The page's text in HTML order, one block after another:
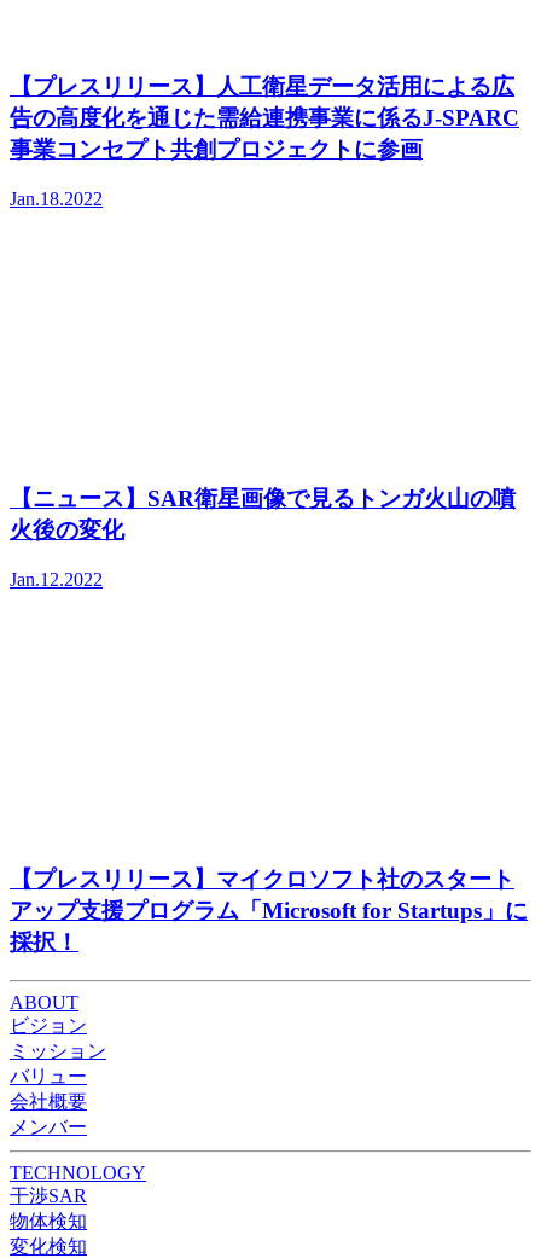
【プレスリリース】人工衛星データ活用による広
告の高度化を通じた需給連携事業に係るJ-SPARC
事業コンセプト共創プロジェクトに参画
Jan.18.2022
【ニュース】SAR衛星画像で見るトンガ火山の噴
火後の変化
Jan.12.2022
【プレスリリース】マイクロソフト社のスタート
アップ⽀援プログラム「Microsoft for Startups」に
採択！
ABOUT
ビジョン
ミッション
バリュー
会社概要
メンバー
TECHNOLOGY
干渉SAR
物体検知​​
変化検知​